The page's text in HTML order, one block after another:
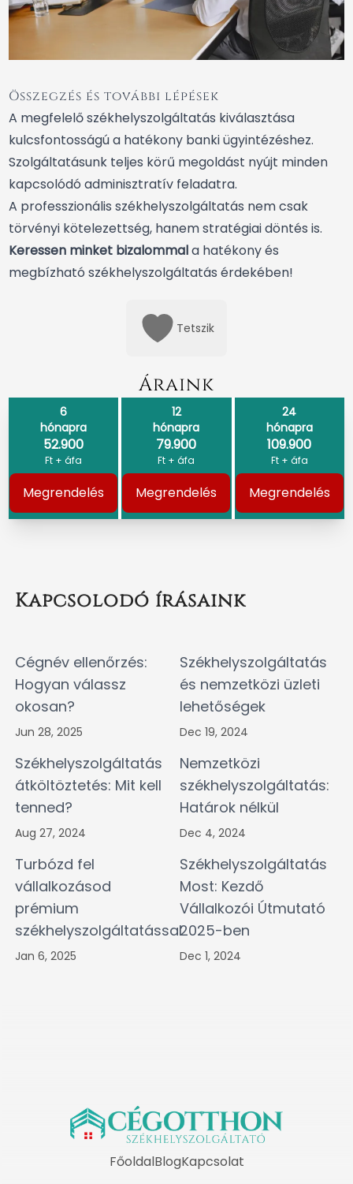
Összegzés és további lépések
A megfelelő székhelyszolgáltatás kiválasztása
kulcsfontosságú a hatékony banki ügyintézéshez.
Szolgáltatásunk teljes körű megoldást nyújt minden
kapcsolódó adminisztratív feladatra.
A professzionális székhelyszolgáltatás nem csak
törvényi kötelezettség, hanem stratégiai döntés is.
Keressen minket bizalommala hatékony és
megbízható székhelyszolgáltatás érdekében!
Tetszik
Áraink
6
hónapra
52.900
Ft + áfa
Megrendelés
12
hónapra
79.900
Ft + áfa
Megrendelés
24
hónapra
109.900
Ft + áfa
Megrendelés
Kapcsolodó írásaink
Cégnév ellenőrzés:
Hogyan válassz
okosan?
Jun 28, 2025
Székhelyszolgáltatás
és nemzetközi üzleti
lehetőségek
Dec 19, 2024
Székhelyszolgáltatás
átköltöztetés: Mit kell
tenned?
Aug 27, 2024
Nemzetközi
székhelyszolgáltatás:
Határok nélkül
Dec 4, 2024
Turbózd fel
vállalkozásod
prémium
székhelyszolgáltatással
Jan 6, 2025
Székhelyszolgáltatás
Most: Kezdő
Vállalkozói Útmutató
2025-ben
Dec 1, 2024
FőoldalBlogKapcsolat